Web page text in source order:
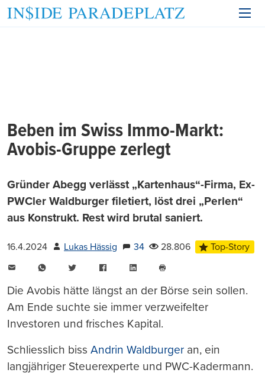
Beben im Swiss Immo-Markt:
Avobis-Gruppe zerlegt
Gründer Abegg verlässt „Kartenhaus“-Firma, Ex-
PWCler Waldburger filetiert, löst drei „Perlen“
aus Konstrukt. Rest wird brutal saniert.
16.4.2024 Lukas Hässig 34 28.806
Top-Story
WhatsAppTwitter FacebookLinkedIn
drucken
Die Avobis hätte längst an der Börse sein sollen.
Am Ende suchte sie immer verzweifelter
Investoren und frisches Kapital.
Schliesslich biss Andrin Waldburger an, ein
langjähriger Steuerexperte und PWC-Kadermann.